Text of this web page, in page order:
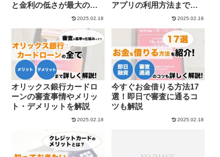
と金利の低さが最大の魅
2025.02.18
アプリの利用方法まで詳
2025.02.18
オリックス銀行カードロ
ーンの審査事情やメリッ
ト・デメリットを解説
2025.02.18
今すぐお金借りる方法17
選！即日で審査に通るコ
ツも解説
2025.02.18